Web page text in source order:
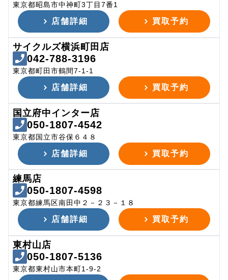
東京都昭島市中神町3丁目7番1
店舗詳細 買取予約
サイクルズ横浜町田店
042-788-3196
東京都町田市鶴間7-1-1
店舗詳細 買取予約
国立府中インター店
050-1807-4542
東京都国立市谷保６４８
店舗詳細 買取予約
練馬店
050-1807-4598
東京都練馬区南田中２－２３－１８
店舗詳細 買取予約
東村山店
050-1807-5136
東京都東村山市本町1-9-2